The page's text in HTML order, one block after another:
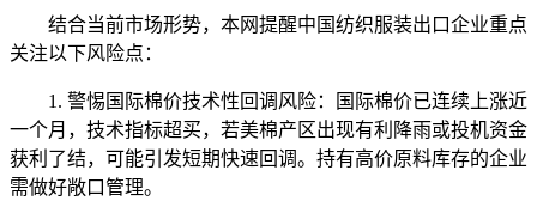
结合当前市场形势，本网提醒中国纺织服装出口企业重点
关注以下风险点：
1. 警惕国际棉价技术性回调风险：国际棉价已连续上涨近
一个月，技术指标超买，若美棉产区出现有利降雨或投机资金
获利了结，可能引发短期快速回调。持有高价原料库存的企业
需做好敞口管理。